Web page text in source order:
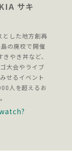
サキ
とした地方創再
の廃校で開催
やき丼など、
大会やライブ
せるイベント
人を超えるお